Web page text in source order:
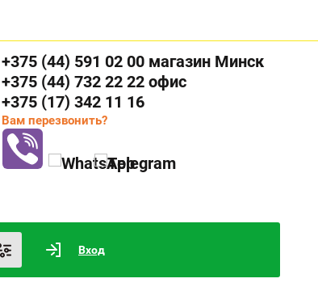
+375 (44) 591 02 00 магазин Минск
+375 (44) 732 22 22 офис
+375 (17) 342 11 16
Вам перезвонить?
Вход